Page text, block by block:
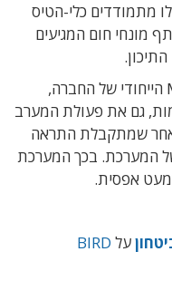
מתמודדים כלי-הטיס
מונחי חום המגיעים
המערכות כוללות גם את חיישן MACS הייחודי של החברה,
גם את פעולת המערב
לאחר שמתקבלת התראה
המערכת. בכך המערכת
אפסית.
על BIRD